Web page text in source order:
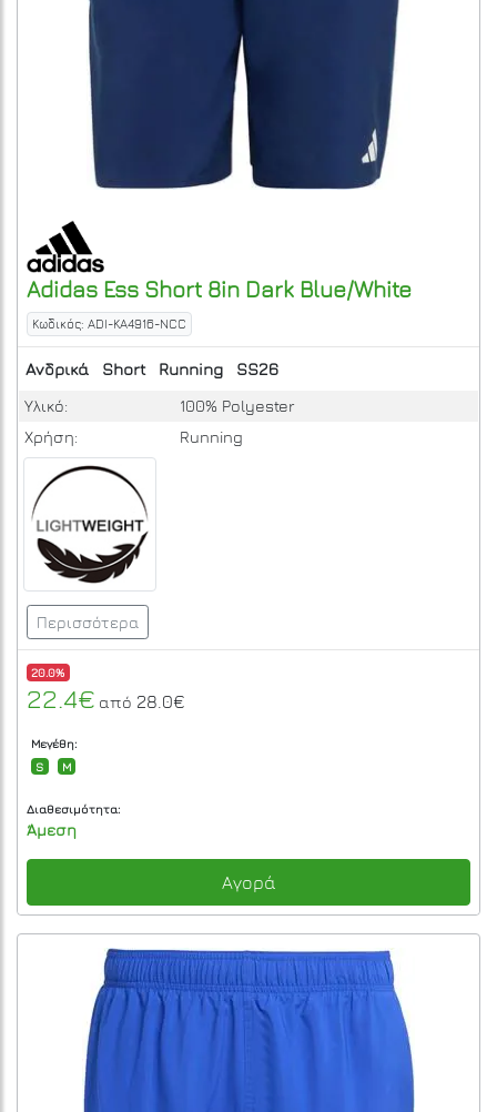
Adidas Ess Short 8in Dark Blue/White
Κωδικός: ADI-KA4916-NCC
Ανδρικά Short Running
SS26
Υλικό:
100% Polyester
Χρήση:
Running
Περισσότερα
20.0%
22.4€ από 28.0€
Μεγέθη:
S
M
Διαθεσιμότητα:
Άμεση
Αγορά